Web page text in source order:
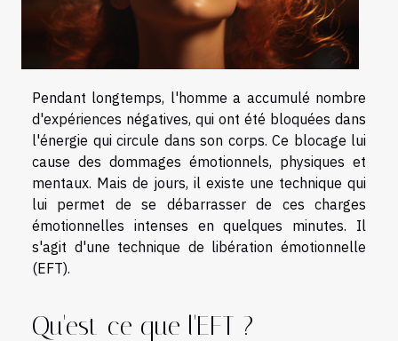
Pendant longtemps, l'homme a accumulé nombre
d'expériences négatives, qui ont été bloquées dans
l'énergie qui circule dans son corps. Ce blocage lui
cause des dommages émotionnels, physiques et
mentaux. Mais de jours, il existe une technique qui
lui permet de se débarrasser de ces charges
émotionnelles intenses en quelques minutes. Il
s'agit d'une technique de libération émotionnelle
(EFT).
Qu'est-ce que l'EFT ?